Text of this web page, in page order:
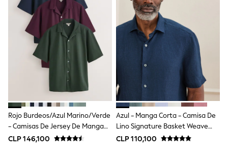
Hoodies & Sweatshirts
T-Shirts & Vests
Leggings, Joggers & Shorts
Swim
Hats, Gloves & Scarves
BOYS
0-2 Years
3-5 Years
6-8 Years
9-11 Years
12-14 Years
15+ Years
All Boy's New In
Boys' New In
Trending: Top & Short Sets
Rojo Burdeos/Azul Marino/Verde
- Camisas De Jersey De Manga
Corta Con Cuello De Solapa 3
CLP 146,100
Azul - Manga Corta - Camisa De
Lino Signature Basket Weave
100%
CLP 110,100